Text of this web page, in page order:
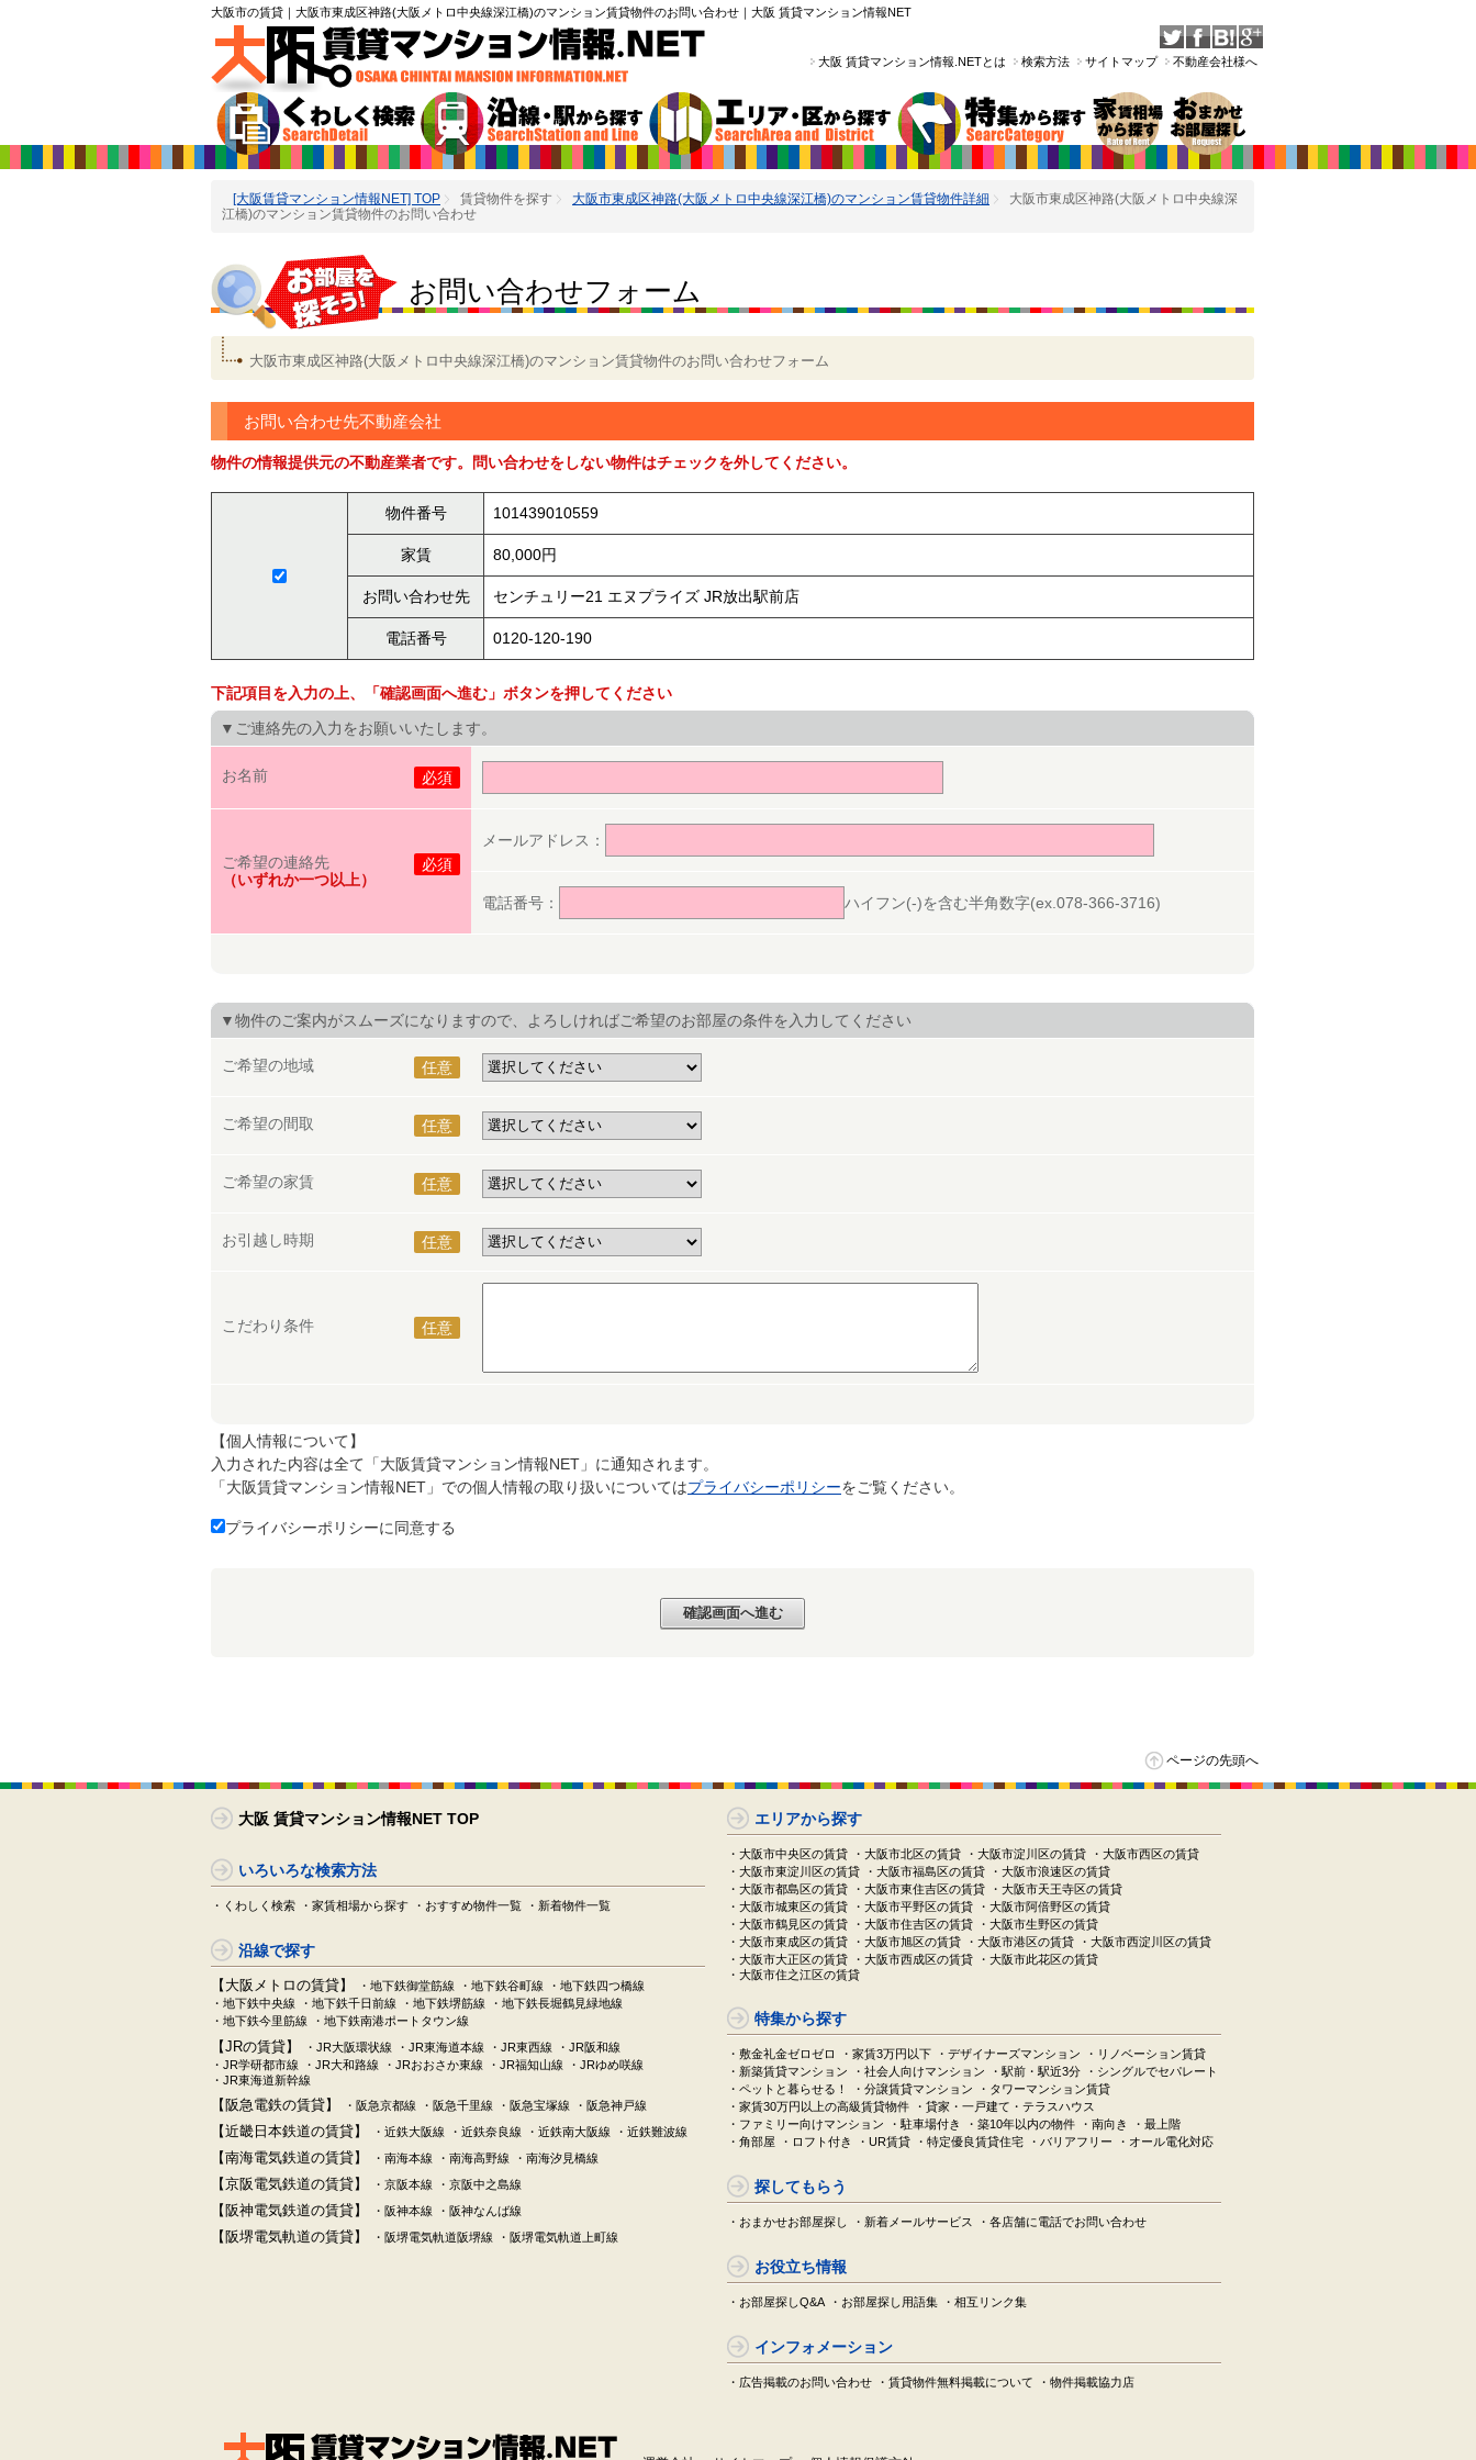
大阪市の賃貸 ｜大阪市東成区神路(大阪メトロ中央線深江橋)のマンション賃貸物件のお問い合わせ｜大阪 賃貸マンション情報NET
大阪 賃貸マンション情報.NETとは 検索方法 サイトマップ 不動産会社様へ
[大阪賃貸マンション情報NET] TOP 賃貸物件を探す 大阪市東成区神路(大阪メトロ中央線深江橋)のマンション賃貸物件詳細
大阪市東成区神路(大阪メトロ中央線深
江橋)のマンション賃貸物件のお問い合わせ
お問い合わせフォーム
大阪市東成区神路(大阪メトロ中央線深江橋)のマンション賃貸物件のお問い合わせフォーム
お問い合わせ先不動産会社
物件の情報提供元の不動産業者です。問い合わせをしない物件はチェックを外してください。
物件番号 101439010559
家賃 80,000円
お問い合わせ先 センチュリー21 エヌプライズ JR放出駅前店
電話番号 0120-120-190
下記項目を入力の上、「確認画面へ進む」ボタンを押してください
▼ご連絡先の入力をお願いいたします。
お名前 必須
ご希望の連絡先
必須
（いずれか一つ以上）
メールアドレス：
電話番号： ハイフン(-)を含む半角数字(ex.078-366-3716)
▼物件のご案内がスムーズになりますので、よろしければご希望のお部屋の条件を入力してください
ご希望の地域 任意
ご希望の間取 任意
ご希望の家賃 任意
お引越し時期 任意
こだわり条件 任意
【個人情報について】
入力された内容は全て「大阪賃貸マンション情報NET」に通知されます。
「大阪賃貸マンション情報NET」での個人情報の取り扱いについてはプライバシーポリシーをご覧ください。
プライバシーポリシーに同意する
ページの先頭へ
大阪 賃貸マンション情報NET TOP
いろいろな検索方法
・くわしく検索 ・家賃相場から探す ・おすすめ物件一覧 ・新着物件一覧
沿線で探す
【大阪メトロの賃貸】 ・地下鉄御堂筋線 ・地下鉄谷町線
・地下鉄四つ橋線
・地下鉄中央線
・地下鉄千日前線 ・地下鉄堺筋線
・地下鉄長堀鶴見緑地線
・地下鉄今里筋線
・地下鉄南港ポートタウン線
【JRの賃貸】 ・JR大阪環状線 ・JR東海道本線 ・JR東西線
・JR阪和線
・JR学研都市線
・JR大和路線 ・JRおおさか東線 ・JR福知山線
・JRゆめ咲線
・JR東海道新幹線
【阪急電鉄の賃貸】 ・阪急京都線 ・阪急千里線 ・阪急宝塚線 ・阪急神戸線
【近畿日本鉄道の賃貸】 ・近鉄大阪線 ・近鉄奈良線 ・近鉄南大阪線 ・近鉄難波線
【南海電気鉄道の賃貸】 ・南海本線 ・南海高野線 ・南海汐見橋線
【京阪電気鉄道の賃貸】 ・京阪本線 ・京阪中之島線
【阪神電気鉄道の賃貸】 ・阪神本線 ・阪神なんば線
【阪堺電気軌道の賃貸】 ・阪堺電気軌道阪堺線 ・阪堺電気軌道上町線
エリアから探す
・大阪市中央区の賃貸 ・大阪市北区の賃貸 ・大阪市淀川区の賃貸
・大阪市西区の賃貸
・大阪市東淀川区の賃貸
・大阪市福島区の賃貸
・大阪市浪速区の賃貸
・大阪市都島区の賃貸
・大阪市東住吉区の賃貸
・大阪市天王寺区の賃貸
・大阪市城東区の賃貸
・大阪市平野区の賃貸
・大阪市阿倍野区の賃貸
・大阪市鶴見区の賃貸
・大阪市住吉区の賃貸
・大阪市生野区の賃貸
・大阪市東成区の賃貸
・大阪市旭区の賃貸 ・大阪市港区の賃貸
・大阪市西淀川区の賃貸
・大阪市大正区の賃貸
・大阪市西成区の賃貸
・大阪市此花区の賃貸
・大阪市住之江区の賃貸
特集から探す
・敷金礼金ゼロゼロ ・家賃3万円以下 ・デザイナーズマンション
・リノベーション賃貸
・新築賃貸マンション
・社会人向けマンション ・駅前・駅近3分
・シングルでセパレート
・ペットと暮らせる！
・分譲賃貸マンション
・タワーマンション賃貸
・家賃30万円以上の高級賃貸物件
・貸家・一戸建て・テラスハウス
・ファミリー向けマンション
・駐車場付き ・築10年以内の物件 ・南向き
・最上階
・角部屋
・ロフト付き ・UR賃貸 ・特定優良賃貸住宅 ・バリアフリー ・オール電化対応
探してもらう
・おまかせお部屋探し ・新着メールサービス ・各店舗に電話でお問い合わせ
お役立ち情報
・お部屋探しQ&A ・お部屋探し用語集 ・相互リンク集
インフォメーション
・広告掲載のお問い合わせ ・賃貸物件無料掲載について ・物件掲載協力店